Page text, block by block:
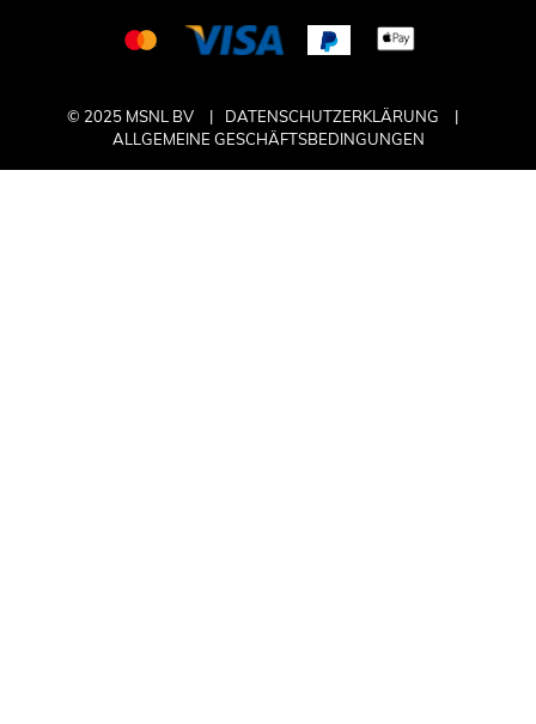
© 2025 MSNL BV
DATENSCHUTZERKLÄRUNG
ALLGEMEINE GESCHÄFTSBEDINGUNGEN